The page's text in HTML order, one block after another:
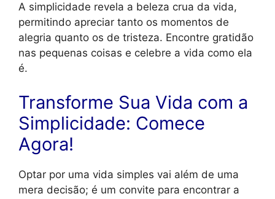
A simplicidade revela a beleza crua da vida,
permitindo apreciar tanto os momentos de
alegria quanto os de tristeza. Encontre gratidão
nas pequenas coisas e celebre a vida como ela
é.
Transforme Sua Vida com a
Simplicidade: Comece
Agora!
Optar por uma vida simples vai além de uma
mera decisão; é um convite para encontrar a